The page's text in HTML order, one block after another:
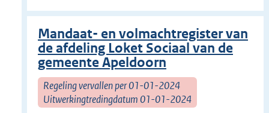
Mandaat- en volmachtregister van
de afdeling Loket Sociaal van de
gemeente Apeldoorn
Regeling vervallen per 01-01-2024
Uitwerkingtredingdatum 01-01-2024